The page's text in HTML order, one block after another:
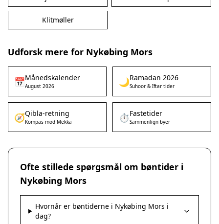
Klitmøller
Udforsk mere for Nykøbing Mors
📅Månedskalender
August 2026 🌙Ramadan 2026
Suhoor & Iftar tider
🧭Qibla-retning
Kompas mod Mekka ⏱️Fastetider
Sammenlign byer
Ofte stillede spørgsmål om bøntider i
Nykøbing Mors
Hvornår er bøntiderne i Nykøbing Mors i
dag?